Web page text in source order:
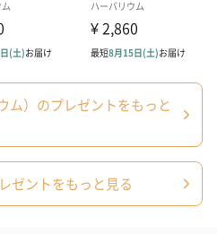
めです。新生活を彩るギフトオプ
。
ム）のプレゼントをもっと
ゼントをもっと見る